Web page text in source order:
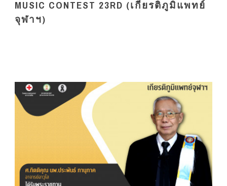
MUSIC CONTEST 23RD (เกียรติภูมิแพทย์
จุฬาฯ)